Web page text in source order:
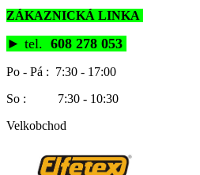
ZÁKAZNICKÁ LINKA
► tel. 608 278 053
Po - Pá : 7:30 - 17:00
So : 7:30 - 10:30
Velkobchod